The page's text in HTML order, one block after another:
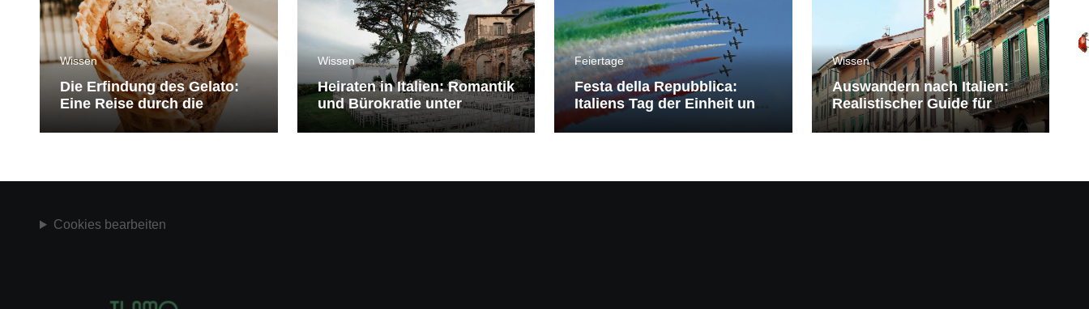
Wissen
Die Erfindung des Gelato:
Eine Reise durch die
Geschichte der Eiscreme
Wissen
Heiraten in Italien: Romantik
und Bürokratie unter
mediterranem Himmel
Feiertage
Festa della Repubblica:
Italiens Tag der Einheit und
Freiheit
Wissen
Auswandern nach Italien:
Realistischer Guide für
Deutsche
Cookies bearbeiten